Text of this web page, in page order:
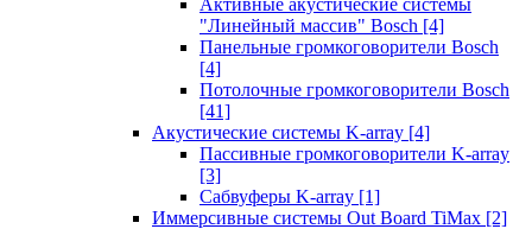
Активные акустические системы
"Линейный массив" Bosch [4]
Панельные громкоговорители Bosch
[4]
Потолочные громкоговорители Bosch
[41]
Акустические системы K-array [4]
Пассивные громкоговорители K-array
[3]
Сабвуферы K-array [1]
Иммерсивные системы Out Board TiMax [2]